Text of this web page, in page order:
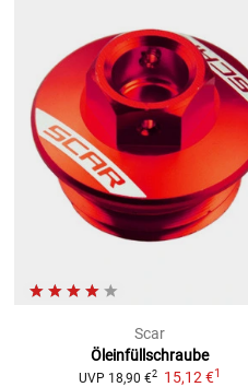
Scar
Öleinfüllschraube
UVP 18,90 €2 15,12 €1